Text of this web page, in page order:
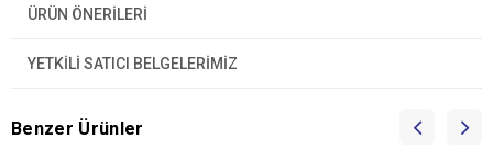
ÜRÜN ÖNERILERI
YETKİLİ SATICI BELGELERİMİZ
Benzer Ürünler